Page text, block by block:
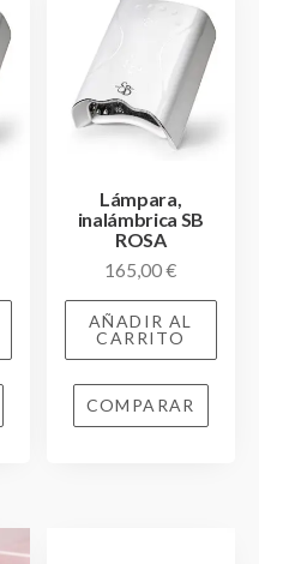
Lámpara,
inalámbrica SB
ROSA
165,00€
AÑADIR AL
CARRITO
COMPARAR